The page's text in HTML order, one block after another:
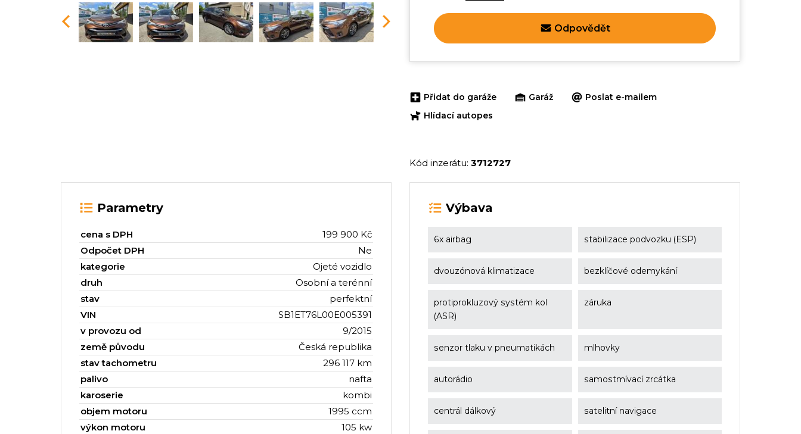
Previous Next
Odpovědět
Přidat do garáže Garáž
Poslat e-mailem
Hlídací autopes
Kód inzerátu: 3712727
Parametry
cena s DPH
199 900 Kč
Odpočet DPH
Ne
kategorie
Ojeté vozidlo
druh
Osobní a terénní
stav
perfektní
VIN
SB1ET76L00E005391
v provozu od
9/2015
země původu
Česká republika
stav tachometru
296 117 km
palivo
nafta
karoserie
kombi
objem motoru
1995 ccm
výkon motoru
105 kw
Výbava
6x airbag stabilizace podvozku (ESP)
dvouzónová klimatizace bezklíčové odemykání
protiprokluzový systém kol
(ASR)
záruka
senzor tlaku v pneumatikách mlhovky
autorádio samostmívací zrcátka
centrál dálkový satelitní navigace